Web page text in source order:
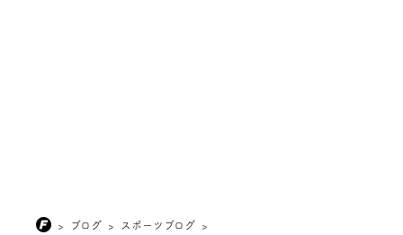
> ブログ > スポーツブログ
>